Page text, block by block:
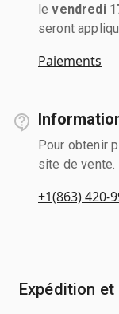
levendredi
seront
Paiements
Pour obtenir
site de vente.
+1(863) 420-
Expédition